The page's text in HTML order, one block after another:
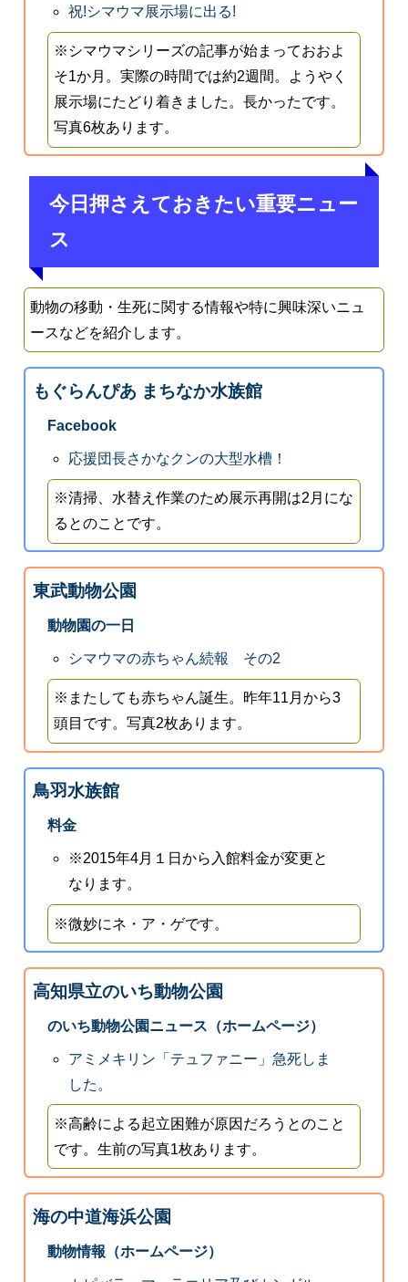
祝!シマウマ展示場に出る!
※シマウマシリーズの記事が始まっておおよ
そ1か月。実際の時間では約2週間。ようやく
展示場にたどり着きました。長かったです。
写真6枚あります。
今日押さえておきたい重要ニュー
ス
動物の移動・生死に関する情報や特に興味深いニュ
ースなどを紹介します。
もぐらんぴあ まちなか水族館
Facebook
応援団長さかなクンの大型水槽！
※清掃、水替え作業のため展示再開は2月にな
るとのことです。
東武動物公園
動物園の一日
シマウマの赤ちゃん続報 その2
※またしても赤ちゃん誕生。昨年11月から3
頭目です。写真2枚あります。
鳥羽水族館
料金
※2015年4月１日から入館料金が変更と
なります。
※微妙にネ・ア・ゲです。
高知県立のいち動物公園
のいち動物公園ニュース（ホームページ）
アミメキリン「テュファニー」急死しま
した。
※高齢による起立困難が原因だろうとのこと
です。生前の写真1枚あります。
海の中道海浜公園
動物情報（ホームページ）